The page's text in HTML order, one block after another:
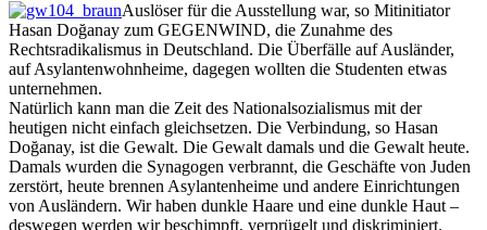
Auslöser für die Ausstellung war, so Mitinitiator
Hasan Doğanay zum GEGENWIND, die Zunahme des
Rechtsradikalismus in Deutschland. Die Überfälle auf Ausländer,
auf Asylantenwohnheime, dagegen wollten die Studenten etwas
unternehmen.
Natürlich kann man die Zeit des Nationalsozialismus mit der
heutigen nicht einfach gleichsetzen. Die Verbindung, so Hasan
Doğanay, ist die Gewalt. Die Gewalt damals und die Gewalt heute.
Damals wurden die Synagogen verbrannt, die Geschäfte von Juden
zerstört, heute brennen Asylantenheime und andere Einrichtungen
von Ausländern. Wir haben dunkle Haare und eine dunkle Haut –
deswegen werden wir beschimpft, verprügelt und diskriminiert.